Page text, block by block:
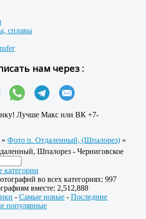
сплавы
нам через :
Лучше Макс или ВК +7-
» Фото п. Отдаленный, (Шпалорез) »
Шпалорез - Черниговское
категории
во всех категориях: 997
вместе: 2,512,888
- Самые новые - Последние
популярные